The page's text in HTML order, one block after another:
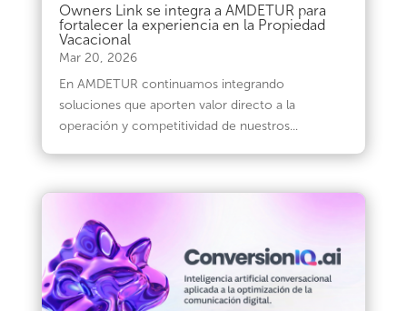
Owners Link se integra a AMDETUR para
fortalecer la experiencia en la Propiedad
Vacacional
Mar 20, 2026
En AMDETUR continuamos integrando
soluciones que aporten valor directo a la
operación y competitividad de nuestros...